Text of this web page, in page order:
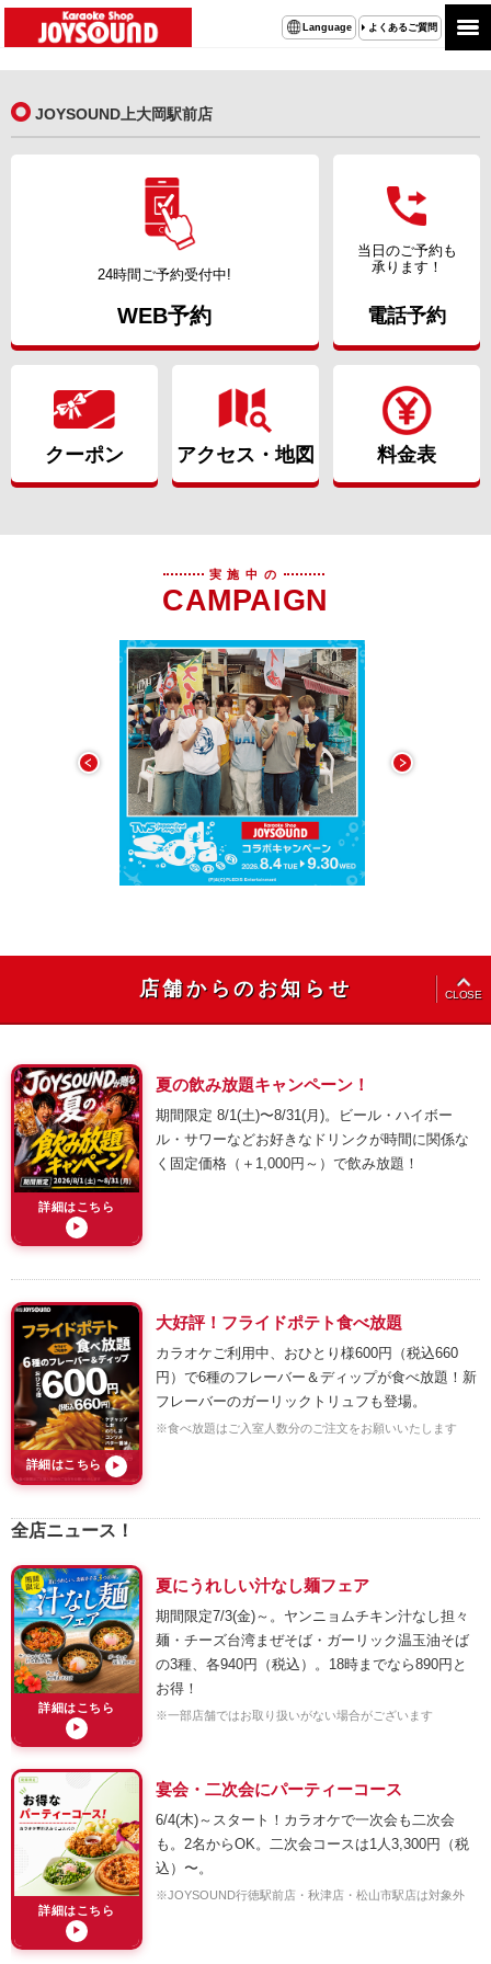
Language よくあるご質問
JOYSOUND上大岡駅前店
24時間ご予約受付中!
WEB予約
当日のご予約も
承ります！
電話予約
クーポン アクセス・地図 料金表
実施中の
CAMPAIGN
店舗からのお知らせ CLOSE
詳細はこちら
▶
夏の飲み放題キャンペーン！
期間限定 8/1(土)〜8/31(月)。ビール・ハイボー
ル・サワーなどお好きなドリンクが時間に関係な
く固定価格（＋1,000円～）で飲み放題！
詳細はこちら ▶
大好評！フライドポテト食べ放題
カラオケご利用中、おひとり様600円（税込660
円）で6種のフレーバー＆ディップが食べ放題！新
フレーバーのガーリックトリュフも登場。
※食べ放題はご入室人数分のご注文をお願いいたします
全店ニュース！
詳細はこちら
▶
夏にうれしい汁なし麺フェア
期間限定7/3(金)～。ヤンニョムチキン汁なし担々
麺・チーズ台湾まぜそば・ガーリック温玉油そば
の3種、各940円（税込）。18時までなら890円と
お得！
※一部店舗ではお取り扱いがない場合がございます
詳細はこちら
▶
宴会・二次会にパーティーコース
6/4(木)～スタート！カラオケで一次会も二次会
も。2名からOK。二次会コースは1人3,300円（税
込）〜。
※JOYSOUND行徳駅前店・秋津店・松山市駅店は対象外